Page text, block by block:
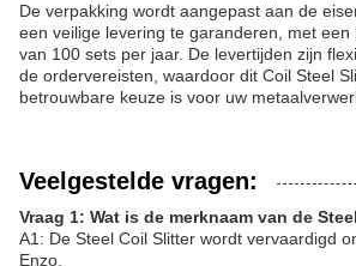
De verpakking wordt aangepast aan de
een ​​veilige levering te garanderen, met een
van 100 sets per jaar. De levertijden zijn
de ordervereisten, waardoor dit Coil Steel
betrouwbare keuze is voor uw
Veelgestelde vragen:
Vraag 1: Wat is de merknaam van de
A1: De Steel Coil Slitter wordt vervaardigd
Enzo.